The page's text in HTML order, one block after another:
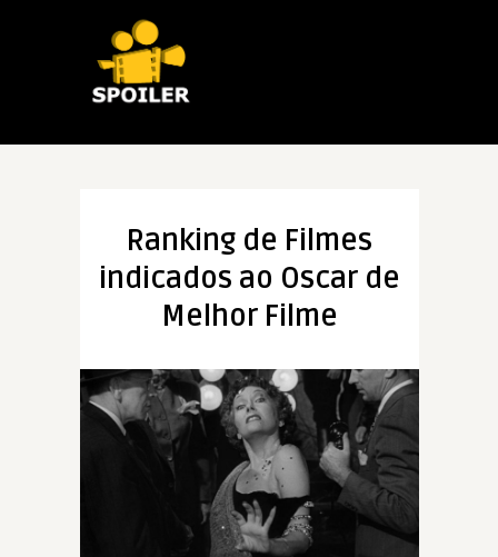
Ranking de Filmes
indicados ao Oscar de
Melhor Filme